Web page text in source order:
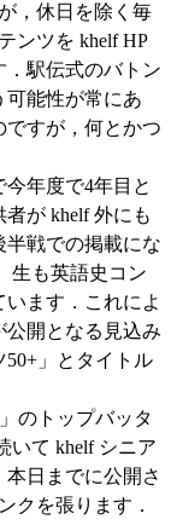
，休日を除く毎
ンツを khelf HP
駅伝式のバトン
可能性が常にあ
ですが，何とかつ
年度で4年目と
が khelf 外にも
半戦での掲載にな
生も英語史コン
ます．これによ
公開となる見込み
」とタイトル
のトップバッタ
いて khelf シニア
日までに公開さ
クを張ります．